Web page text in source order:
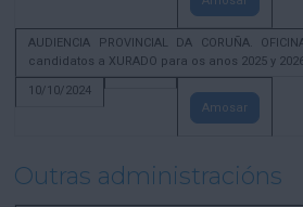
AUDIENCIA PROVINCIAL DA CORUÑA.
candidatos a XURADO para os anos 2025 y
10/10/2024
Amosar
Outras administracións